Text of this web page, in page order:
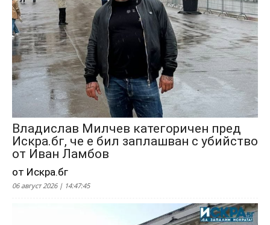
Владислав Милчев категоричен пред
Искра.бг, че е бил заплашван с убийство
от Иван Ламбов
от Искра.бг
06 август 2026 | 14:47:45